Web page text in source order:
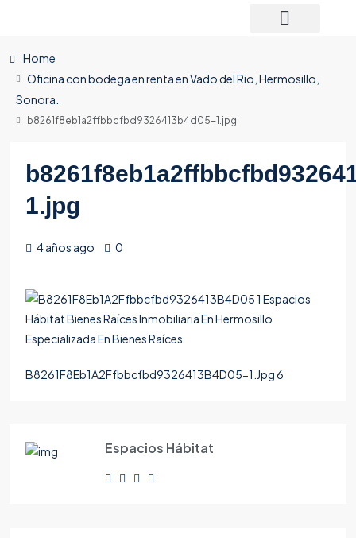
Home
Oficina con bodega en renta en Vado del Rio, Hermosillo,
Sonora.
b8261f8eb1a2ffbbcfbd9326413b4d05-1.jpg
1.jpg
4 años ago 0
B8261F8Eb1A2Ffbbcfbd9326413B4D05-1.Jpg 6
Espacios Hábitat